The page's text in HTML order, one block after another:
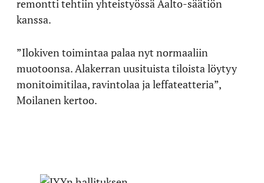
remontti tehtiin yhteistyössä Aalto-säätiön
kanssa.
”Ilokiven toimintaa palaa nyt normaaliin
muotoonsa. Alakerran uusituista tiloista löytyy
monitoimitilaa, ravintolaa ja leffateatteria”,
Moilanen kertoo.